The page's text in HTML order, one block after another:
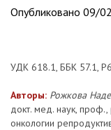
Опубликовано 09/
УДК 618.1, ББК 57.1,
Авторы: Рожкова
докт. мед. наук,
онкологии